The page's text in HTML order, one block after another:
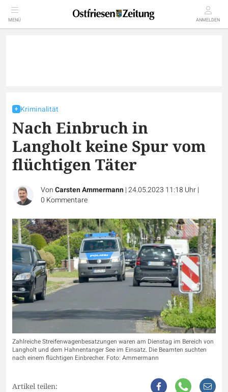
MENÜ ANMELDEN
Kriminalität
Nach Einbruch in
Langholt keine Spur vom
flüchtigen Täter
VonCarsten Ammermann|24.05.2023 11:18 Uhr|
0 Kommentare
Zahlreiche Streifenwagenbesatzungen waren am Dienstag im Bereich von
Langholt und dem Hahnentanger See im Einsatz. Die Beamten suchten
nach einem flüchtigen Einbrecher. Foto: Ammermann
Artikel teilen: